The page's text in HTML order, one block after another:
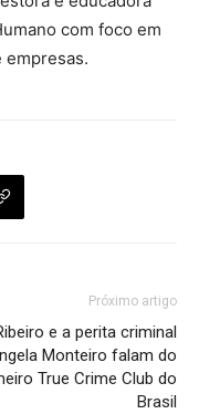
com foco em
empresas.
Próximo artigo
e a perita criminal
Monteiro falam do
True Crime Club do
Brasil